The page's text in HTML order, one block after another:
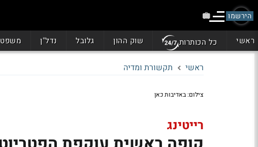
הירשמו
ראשי כל הכותרות שוק ההון גלובל נדל"ן משפט
ראשי תקשורת ומדיה
צילום: באדיבות כאן
רייטינג